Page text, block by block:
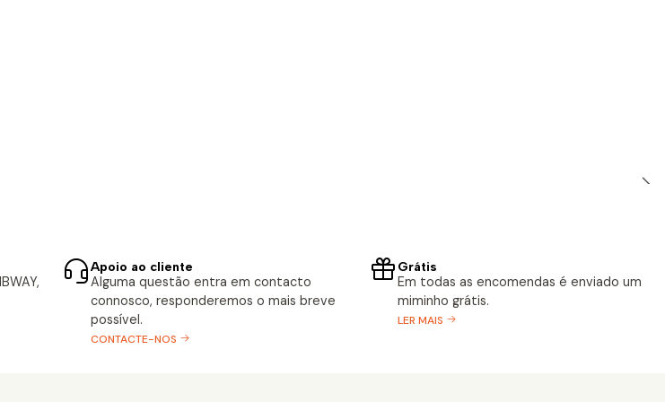
Apoio ao cliente
Alguma questão entra em contacto
connosco, responderemos o mais breve
possível.
CONTACTE-NOS
Grátis
Em todas as encomendas é enviado um
miminho grátis.
LER MAIS